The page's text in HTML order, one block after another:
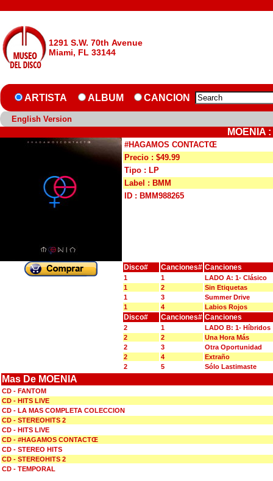
1291 S.W. 70th Avenue
Miami, FL 33144
ARTISTA ALBUM CANCION
English Version
MOENIA
#HAGAMOS CONTACTŒ
Precio : $49.99
Tipo : LP
Label : BMM
ID : BMM988265
Disco# Canciones# Canciones
1 1
LADO A: 1- Clásico
1
2
Sin Etiquetas
1
3
Summer Drive
1
4 Labios Rojos
Disco# Canciones# Canciones
2 1
LADO B: 1- Híbridos
2
2
Una Hora Más
2
3
Otra Oportunidad
2
4
Extraño
2
5 Sólo Lastimaste
Mas De MOENIA
CD - FANTOM
CD - HITS LIVE
CD - LA MAS COMPLETA COLECCION
CD - STEREOHITS 2
CD - HITS LIVE
CD - #HAGAMOS CONTACTŒ
CD - STEREO HITS
CD - STEREOHITS 2
CD - TEMPORAL